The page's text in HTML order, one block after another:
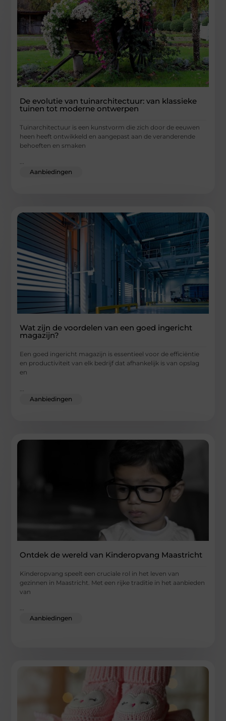
De evolutie van tuinarchitectuur: van klassieke
tuinen tot moderne ontwerpen
Tuinarchitectuur is een kunstvorm die zich door de eeuwen
heen heeft ontwikkeld en aangepast aan de veranderende
behoeften en smaken
...
Aanbiedingen
Wat zijn de voordelen van een goed ingericht
magazijn?
Een goed ingericht magazijn is essentieel voor de efficiëntie
en productiviteit van elk bedrijf dat afhankelijk is van opslag
en
Aanbiedingen
Ontdek de wereld van Kinderopvang Maastricht
Kinderopvang speelt een cruciale rol in het leven van
gezinnen in Maastricht. Met een rijke traditie in het aanbieden
van
...
Aanbiedingen